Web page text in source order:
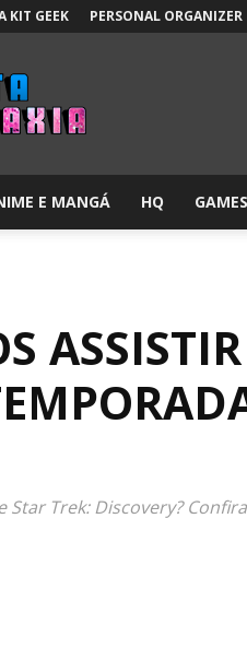
KIT GEEK PERSONAL ORGANIZER
E MANGÁ HQ GAMES
Trek: Discovery?